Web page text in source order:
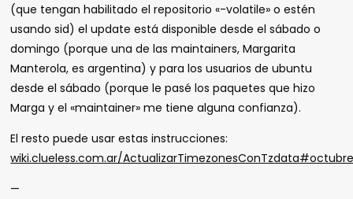
(que tengan habilitado el repositorio «-volatile» o estén
usandosid) el update está disponible desde el sábado o
domingo (porque una de las maintainers, Margarita
Manterola, es argentina) y para los usuarios de ubuntu
desde el sábado (porque le pasé los paquetes que hizo
Marga y el «maintainer» me tiene alguna confianza).
El resto puede usar estas instrucciones:
wiki.clueless.com.ar/
—